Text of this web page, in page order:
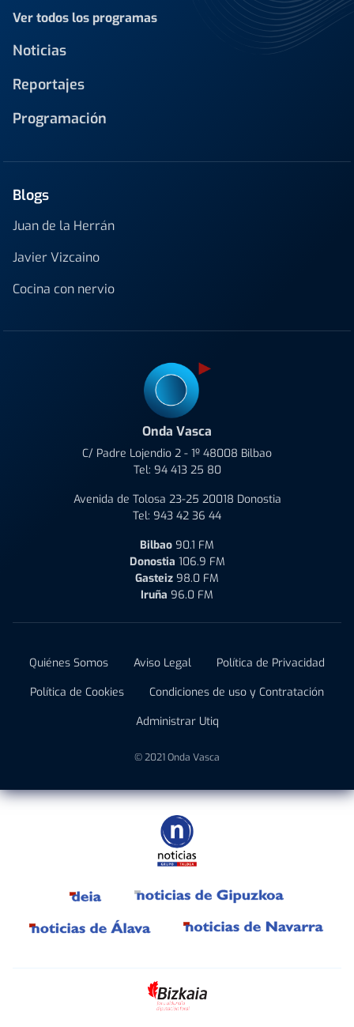
Ver todos los programas
Noticias
Reportajes
Programación
Blogs
Juan de la Herrán
Javier Vizcaino
Cocina con nervio
Onda Vasca
C/ Padre Lojendio 2 - 1º 48008 Bilbao
Tel: 94 413 25 80
Avenida de Tolosa 23-25 20018 Donostia
Tel: 943 42 36 44
Bilbao 90.1 FM
Donostia 106.9 FM
Gasteiz 98.0 FM
Iruña 96.0 FM
Quiénes Somos Aviso Legal
Política de Privacidad
Política de Cookies
Condiciones de uso y Contratación
Administrar Utiq
© 2021 Onda Vasca